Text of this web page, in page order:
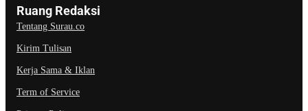
Ruang Redaksi
Tentang Surau.co
Kirim Tulisan
Kerja Sama & Iklan
Term of Service